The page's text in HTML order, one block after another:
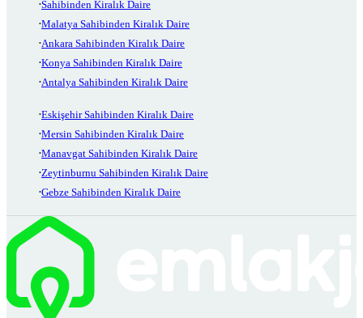
Sahibinden Kiralık Daire
Malatya Sahibinden Kiralık Daire
Ankara Sahibinden Kiralık Daire
Konya Sahibinden Kiralık Daire
Antalya Sahibinden Kiralık Daire
Eskişehir Sahibinden Kiralık Daire
Mersin Sahibinden Kiralık Daire
Manavgat Sahibinden Kiralık Daire
Zeytinburnu Sahibinden Kiralık Daire
Gebze Sahibinden Kiralık Daire